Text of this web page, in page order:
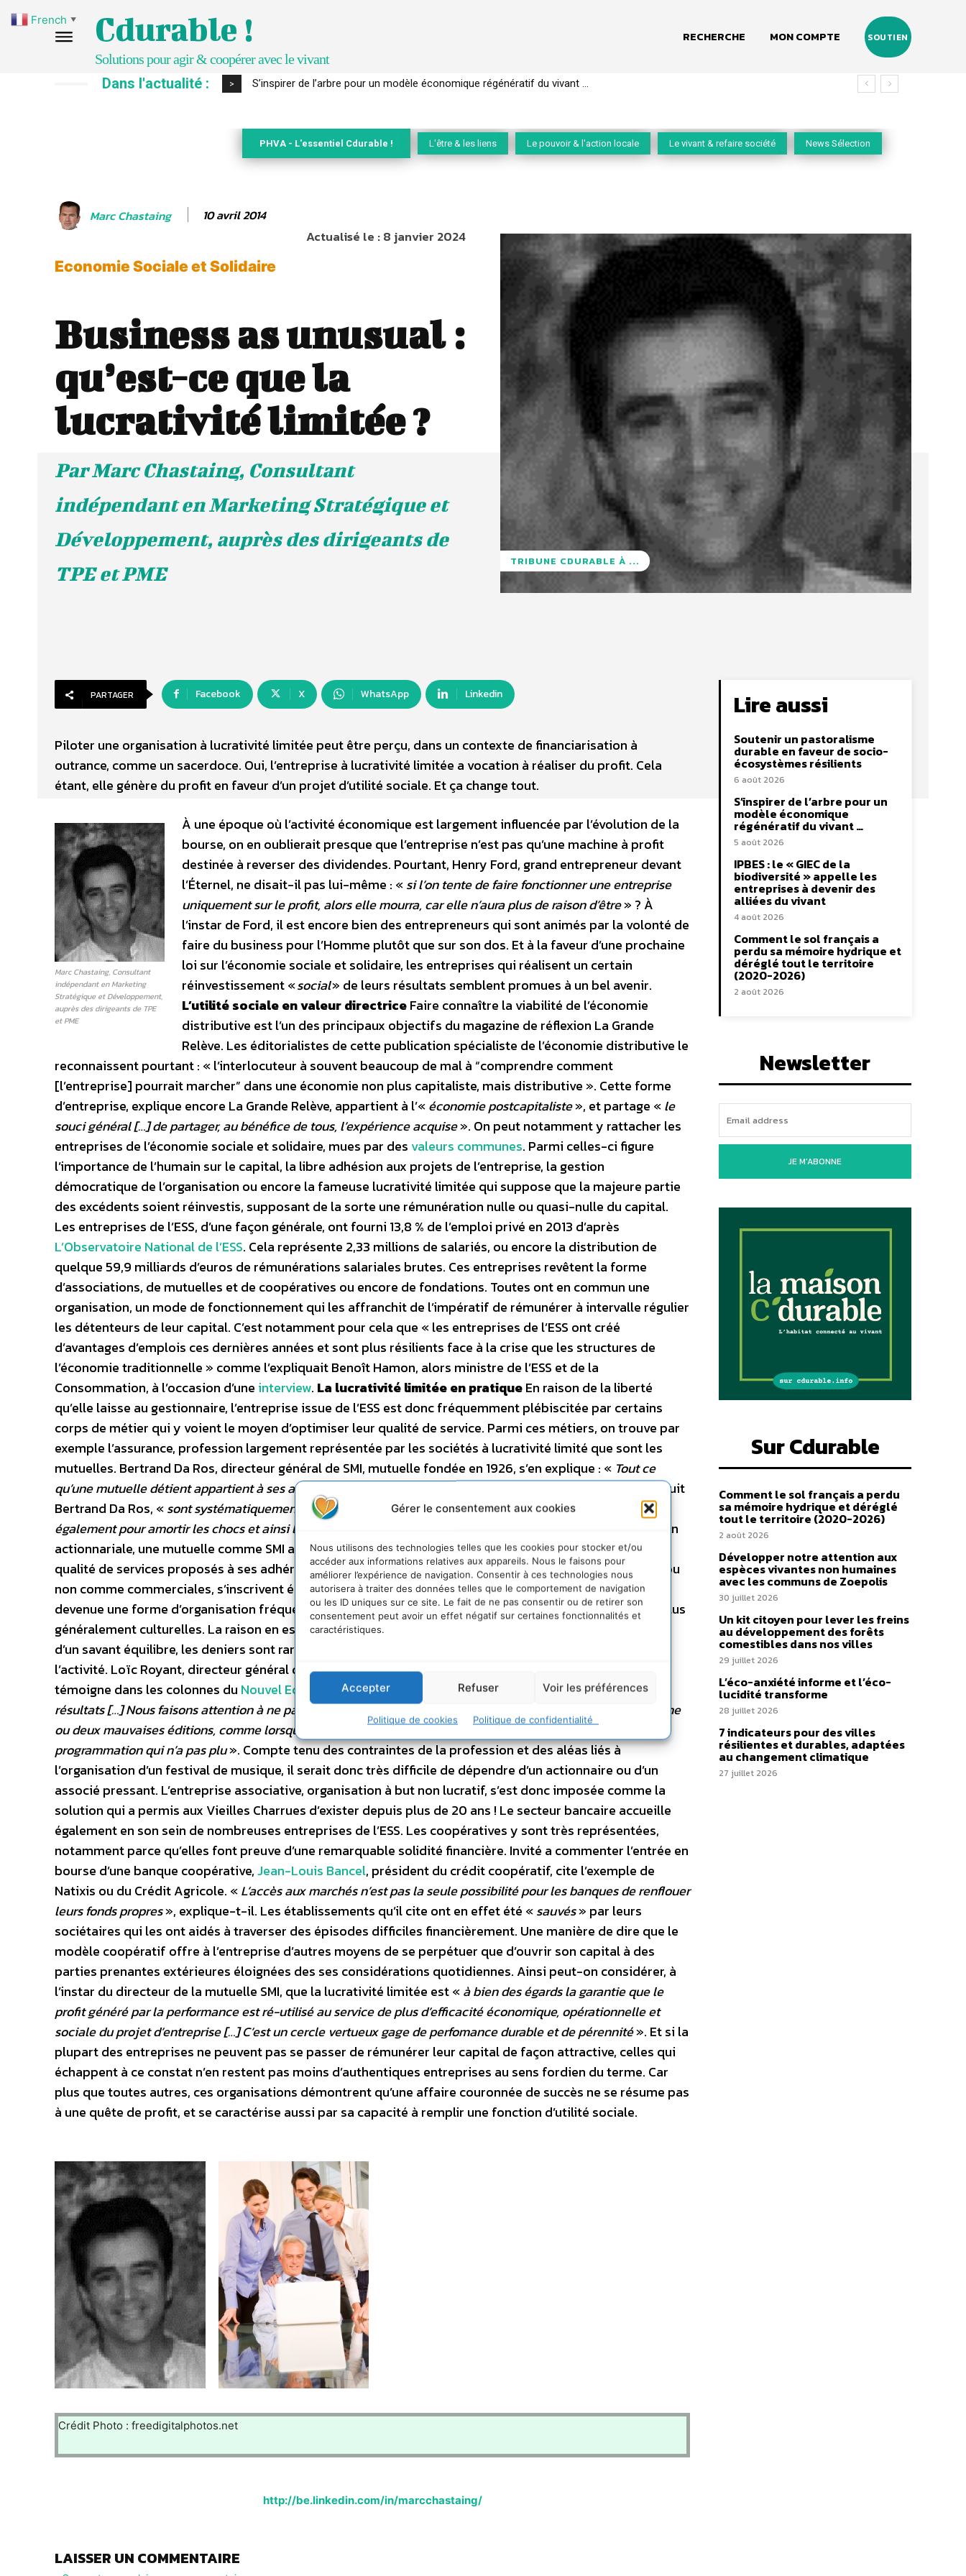
Gérer le consentement aux cookies
Nous utilisons des technologies telles que les cookies pour stocker et/ou
accéder aux informations relatives aux appareils. Nous le faisons pour
améliorer l’expérience de navigation. Consentir à ces technologies nous
autorisera à traiter des données telles que le comportement de navigation
ou les ID uniques sur ce site. Le fait de ne pas consentir ou de retirer son
consentement peut avoir un effet négatif sur certaines fonctionnalités et
caractéristiques.
Accepter Refuser Voir les préférences
Politique de cookies Politique de confidentialité
Cdurable !
Solutions pour agir & coopérer avec le vivant
RECHERCHE MON COMPTE SOUTIEN
Dans l'actualité : > IPBES : le « GIEC de la biodiversité » appelle les entreprises à devenir des alliées du vivant
PHVA - L'essentiel Cdurable ! L'être & les liens Le pouvoir & l'action locale Le vivant & refaire société News Sélection
Marc Chastaing 10 avril 2014
Actualisé le :8 janvier 2024
Economie Sociale et Solidaire
Business as unusual :
qu’est-ce que la
lucrativité limitée ?
Par Marc Chastaing, Consultant
indépendant en Marketing Stratégique et
Développement, auprès des dirigeants de
TPE et PME
TRIBUNE CDURABLE À ...
PARTAGER Facebook X WhatsApp Linkedin
Piloter une organisation à lucrativité limitée peut être perçu, dans un contexte de financiarisation à
outrance, comme un sacerdoce. Oui, l’entreprise à lucrativité limitée a vocation à réaliser du profit. Cela
étant, elle génère du profit en faveur d’un projet d’utilité sociale. Et ça change tout.
Marc Chastaing, Consultant
indépendant en Marketing
Stratégique et Développement,
auprès des dirigeants de TPE
et PME
À une époque où l’activité économique est largement influencée par l’évolution de la
bourse, on en oublierait presque que l’entreprise n’est pas qu’une machine à profit
destinée à reverser des dividendes. Pourtant, Henry Ford, grand entrepreneur devant
l’Éternel, ne disait-il pas lui-même : «si l’on tente de faire fonctionner une entreprise
uniquement sur le profit, alors elle mourra, car elle n’aura plus de raison d’être» ? À
l’instar de Ford, il est encore bien des entrepreneurs qui sont animés par la volonté de
faire du business pour l’Homme plutôt que sur son dos. Et à la faveur d’une prochaine
loi sur l’économie sociale et solidaire, les entreprises qui réalisent un certain
réinvestissement «social» de leurs résultats semblent promues à un bel avenir.
L’utilité sociale en valeur directriceFaire connaître la viabilité de l’économie
distributive est l’un des principaux objectifs du magazine de réflexion La Grande
Relève. Les éditorialistes de cette publication spécialiste de l’économie distributive le
reconnaissent pourtant : « l’interlocuteur à souvent beaucoup de mal à “comprendre comment
[l’entreprise] pourrait marcher” dans une économie non plus capitaliste, mais distributive ». Cette forme
d’entreprise, explique encore La Grande Relève, appartient à l’«économie postcapitaliste», et partage «le
souci général […] de partager, au bénéfice de tous, l’expérience acquise». On peut notamment y rattacher les
entreprises de l’économie sociale et solidaire, mues par des valeurs communes. Parmi celles-ci figure
l’importance de l’humain sur le capital, la libre adhésion aux projets de l’entreprise, la gestion
démocratique de l’organisation ou encore la fameuse lucrativité limitée qui suppose que la majeure partie
des excédents soient réinvestis, supposant de la sorte une rémunération nulle ou quasi-nulle du capital.
Les entreprises de l’ESS, d’une façon générale, ont fourni 13,8 % de l’emploi privé en 2013 d’après
L’Observatoire National de l’ESS. Cela représente 2,33 millions de salariés, ou encore la distribution de
quelque 59,9 milliards d’euros de rémunérations salariales brutes. Ces entreprises revêtent la forme
d’associations, de mutuelles et de coopératives ou encore de fondations. Toutes ont en commun une
organisation, un mode de fonctionnement qui les affranchit de l’impératif de rémunérer à intervalle régulier
les détenteurs de leur capital. C’est notamment pour cela que « les entreprises de l’ESS ont créé
d’avantages d’emplois ces dernières années et sont plus résilients face à la crise que les structures de
l’économie traditionnelle » comme l’expliquait Benoît Hamon, alors ministre de l’ESS et de la
Consommation, à l’occasion d’une interview. La lucrativité limitée en pratiqueEn raison de la liberté
qu’elle laisse au gestionnaire, l’entreprise issue de l’ESS est donc fréquemment plébiscitée par certains
corps de métier qui y voient le moyen d’optimiser leur qualité de service. Parmi ces métiers, on trouve par
exemple l’assurance, profession largement représentée par les sociétés à lucrativité limité que sont les
mutuelles. Bertrand Da Ros, directeur général de SMI, mutuelle fondée en 1926, s’en explique : « Tout ce
qu’une mutuelle détient appartient à ses adhérents, y compris les bénéfices réalisés
». Ces bénéfices, poursuit
Bertrand Da Ros, «sont systématiquement mis en réserve pour être réinvestis dans l’entreprise, mais
également pour amortir les chocs et ainsi lisser les augmentations de cotisations
». À l’abri de toute pression
actionnariale, une mutuelle comme SMI a donc tout le loisir d’utiliser ses excédents pour améliorer la
qualité de services proposés à ses adhérents. Les entreprises associatives, qu’elles soient considérées ou
non comme commerciales, s’inscrivent également dans une stratégie similaire. L’association est ainsi
devenue une forme d’organisation fréquemment observée dans les industries artistiques, sportives et plus
généralement culturelles. La raison en est simple : dans ces secteurs où les business models sont le fruit
d’un savant équilibre, les deniers sont rares et utilisés avec beaucoup de précautions pour consolider
l’activité. Loïc Royant, directeur général de l’association qui gère le festival des Vieilles Charues en
témoigne dans les colonnes du Nouvel Economiste: «l’an passé nous avons réalisé 500 000 euros de
résultats […] Nous faisons attention à ne pas perdre d’argent et notre trésorerie nous permet de faire face à une
ou deux mauvaises éditions, comme lorsque nous avons perdu 800 000 euros en 2005, à cause de la
programmation qui n’a pas plu». Compte tenu des contraintes de la profession et des aléas liés à
l’organisation d’un festival de musique, il serait donc très difficile de dépendre d’un actionnaire ou d’un
associé pressant. L’entreprise associative, organisation à but non lucratif, s’est donc imposée comme la
solution qui a permis aux Vieilles Charrues d’exister depuis plus de 20 ans ! Le secteur bancaire accueille
également en son sein de nombreuses entreprises de l’ESS. Les coopératives y sont très représentées,
notamment parce qu’elles font preuve d’une remarquable solidité financière. Invité a commenter l’entrée en
bourse d’une banque coopérative,Jean-Louis Bancel, président du crédit coopératif, cite l’exemple de
Natixis ou du Crédit Agricole. «L’accès aux marchés n’est pas la seule possibilité pour les banques de renflouer
leurs fonds propres», explique-t-il. Les établissements qu’il cite ont en effet été «sauvés» par leurs
sociétaires qui les ont aidés à traverser des épisodes difficiles financièrement. Une manière de dire que le
modèle coopératif offre à l’entreprise d’autres moyens de se perpétuer que d’ouvrir son capital à des
parties prenantes extérieures éloignées des ses considérations quotidiennes. Ainsi peut-on considérer, à
l’instar du directeur de la mutuelle SMI, que la lucrativité limitée est «à bien des égards la garantie que le
profit généré par la performance est ré-utilisé au service de plus d’efficacité économique, opérationnelle et
sociale du projet d’entreprise […] C’est un cercle vertueux gage de perfomance durable et de pérennité». Et si la
plupart des entreprises ne peuvent pas se passer de rémunérer leur capital de façon attractive, celles qui
échappent à ce constat n’en restent pas moins d’authentiques entreprises au sens fordien du terme. Car
plus que toutes autres, ces organisations démontrent qu’une affaire couronnée de succès ne se résume pas
à une quête de profit, et se caractérise aussi par sa capacité à remplir une fonction d’utilité sociale.
Crédit Photo : freedigitalphotos.net
http://be.linkedin.com/in/marcchastaing/
LAISSER UN COMMENTAIRE
Lire aussi
Soutenir un pastoralisme
durable en faveur de socio-
écosystèmes résilients
6 août 2026
S’inspirer de l’arbre pour un
modèle économique
régénératif du vivant …
5 août 2026
IPBES : le « GIEC de la
biodiversité » appelle les
entreprises à devenir des
alliées du vivant
4 août 2026
Comment le sol français a
perdu sa mémoire hydrique et
déréglé tout le territoire
(2020-2026)
2 août 2026
Newsletter
JE M'ABONNE
Sur Cdurable
Comment le sol français a perdu
sa mémoire hydrique et déréglé
tout le territoire (2020-2026)
2 août 2026
Développer notre attention aux
espèces vivantes non humaines
avec les communs de Zoepolis
30 juillet 2026
Un kit citoyen pour lever les freins
au développement des forêts
comestibles dans nos villes
29 juillet 2026
L’éco-anxiété informe et l’éco-
lucidité transforme
28 juillet 2026
7 indicateurs pour des villes
résilientes et durables, adaptées
au changement climatique
27 juillet 2026
French ▼